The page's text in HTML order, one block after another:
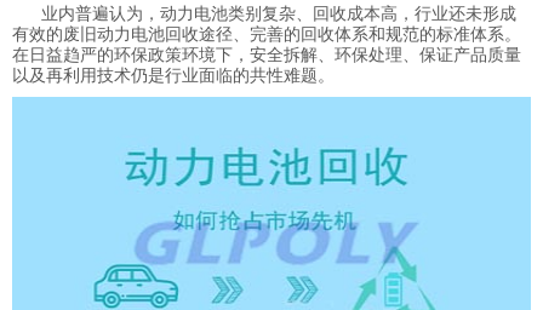
业内普遍认为，动力电池类别复杂、回收成本高，行业还未形成
有效的废旧动力电池回收途径、完善的回收体系和规范的标准体系。
在日益趋严的环保政策环境下，安全拆解、环保处理、保证产品质量
以及再利用技术仍是行业面临的共性难题。